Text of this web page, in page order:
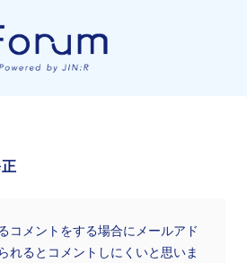
コメントをする場合にメールアド
れるとコメントしにくいと思いま